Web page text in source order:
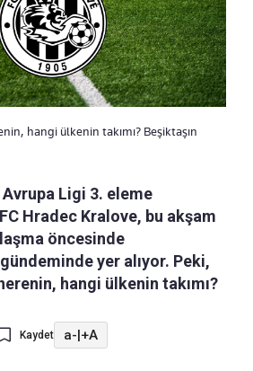
hangi ülkenin takımı? Beşiktaşın
Avrupa Ligi 3. eleme
Hradec Kralove, bu akşam
öncesinde
yer alıyor. Peki,
hangi ülkenin takımı?
Kaydet a-|+A